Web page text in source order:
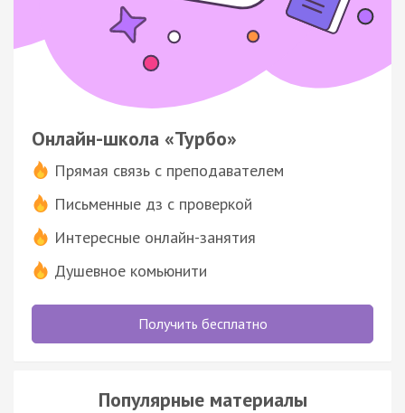
Онлайн-школа «Турбо»
Прямая связь с преподавателем
Письменные дз с проверкой
Интересные онлайн-занятия
Душевное комьюнити
Получить бесплатно
Популярные материалы